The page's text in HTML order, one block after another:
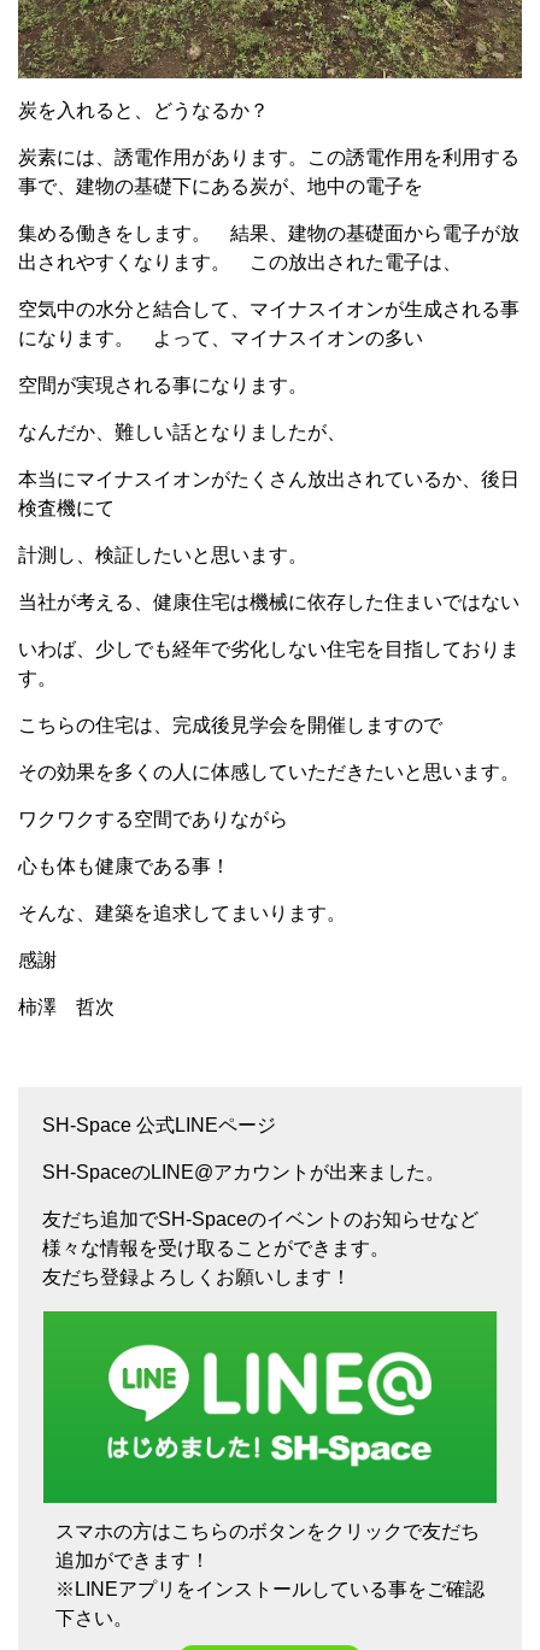
炭を入れると、どうなるか？
炭素には、誘電作用があります。この誘電作用を利用する
事で、建物の基礎下にある炭が、地中の電子を
集める働きをします。 結果、建物の基礎面から電子が放
出されやすくなります。 この放出された電子は、
空気中の水分と結合して、マイナスイオンが生成される事
になります。 よって、マイナスイオンの多い
空間が実現される事になります。
なんだか、難しい話となりましたが、
本当にマイナスイオンがたくさん放出されているか、後日
検査機にて
計測し、検証したいと思います。
当社が考える、健康住宅は機械に依存した住まいではない
いわば、少しでも経年で劣化しない住宅を目指しておりま
す。
こちらの住宅は、完成後見学会を開催しますので
その効果を多くの人に体感していただきたいと思います。
ワクワクする空間でありながら
心も体も健康である事！
そんな、建築を追求してまいります。
感謝
柿澤 哲次
SH-Space 公式LINEページ
SH-SpaceのLINE@アカウントが出来ました。
友だち追加でSH-Spaceのイベントのお知らせなど
様々な情報を受け取ることができます。
友だち登録よろしくお願いします！
スマホの方はこちらのボタンをクリックで友だち
追加ができます！
※LINEアプリをインストールしている事をご確認
下さい。